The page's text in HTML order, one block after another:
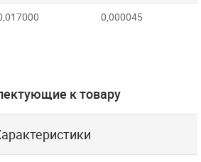
0,000045
к товару